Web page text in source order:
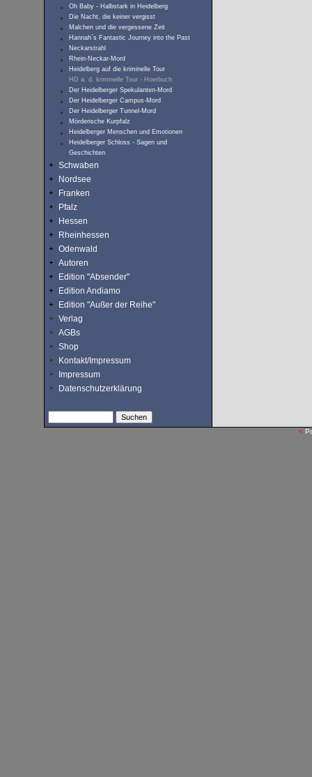
Oh Baby - Halbstark in Heidelberg
Die Nacht, die keiner vergisst
Malchen und die vergessene Zeit
Hannah`s Fantastic Journey into the Past
Neckarstrahl
Rhein-Neckar-Mord
Heidelberg auf die kriminelle Tour
HD a. d. kriminelle Tour - Hoerbuch
Der Heidelberger Spekulanten-Mord
Der Heidelberger Campus-Mord
Der Heidelberger Tunnel-Mord
Mörderische Kurpfalz
Heidelberger Menschen und Emotionen
Heidelberger Schloss - Sagen und
Geschichten
Schwaben
Nordsee
Franken
Pfalz
Hessen
Rheinhessen
Odenwald
Autoren
Edition "Absender"
Edition Andiamo
Edition "Außer der Reihe"
Verlag
AGBs
Shop
Kontakt/Impressum
Impressum
Datenschutzerklärung
<